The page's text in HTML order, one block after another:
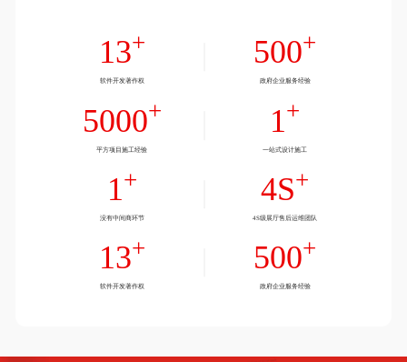
13+ 500+
5000+ 1+
1+ 4S+
13+ 500+